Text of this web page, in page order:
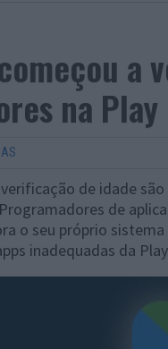
a
na
de idade
de
o seu próprio
inadequadas da